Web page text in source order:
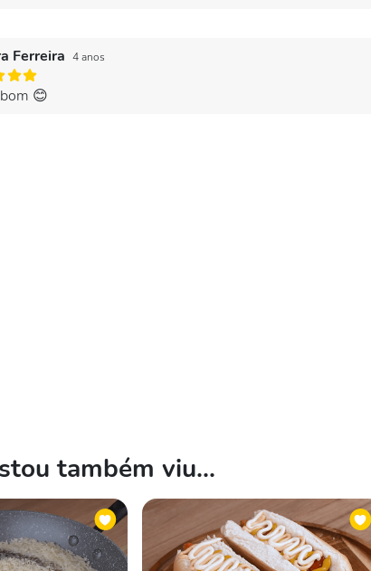
Ferreira 4 anos
😊
também viu...